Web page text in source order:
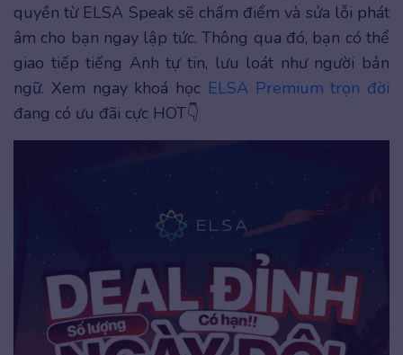
quyền từ ELSA Speak sẽ chấm điểm và sửa lỗi phát
âm cho bạn ngay lập tức. Thông qua đó, bạn có thể
giao tiếp tiếng Anh tự tin, lưu loát như người bản
ngữ. Xem ngay khoá học ELSA Premium trọn đời
đang có ưu đãi cực HOT👇